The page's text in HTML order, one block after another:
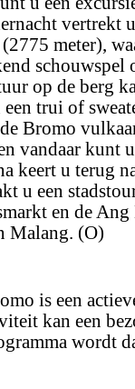
vertrekt
meter),
schouwspel
op de berg
een trui of
Bromo
vandaar kunt
keert u terug
u een
en de
Malang. (O)
is een
kan een
wordt